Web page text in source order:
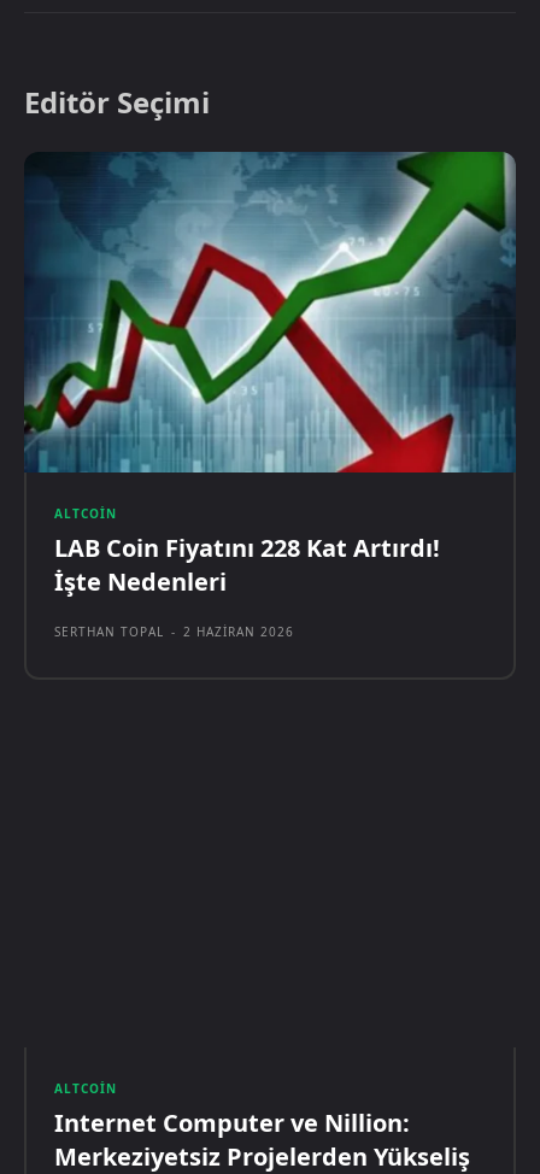
Editör Seçimi
ALTCOIN
LAB Coin Fiyatını 228 Kat Artırdı!
İşte Nedenleri
SERTHAN TOPAL - 2 HAZIRAN 2026
ALTCOIN
Internet Computer ve Nillion:
Merkeziyetsiz Projelerden Yükseliş